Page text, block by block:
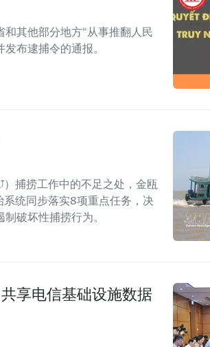
其他部分地方“从事推翻人民
布逮捕令的通报。
捕捞工作中的不足之处，金瓯
统同步落实8项重点任务，决
破坏性捕捞行为。
享电信基础设施数据